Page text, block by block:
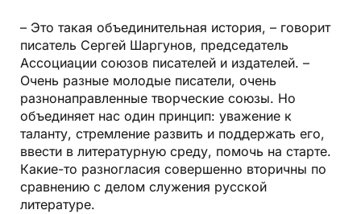
– Это такая объединительная история, – говорит
писатель Сергей Шаргунов, председатель
Ассоциации союзов писателей и издателей. –
Очень разные молодые писатели, очень
разнонаправленные творческие союзы. Но
объединяет нас один принцип: уважение к
таланту, стремление развить и поддержать его,
ввести в литературную среду, помочь на старте.
Какие-то разногласия совершенно вторичны по
сравнению с делом служения русской
литературе.